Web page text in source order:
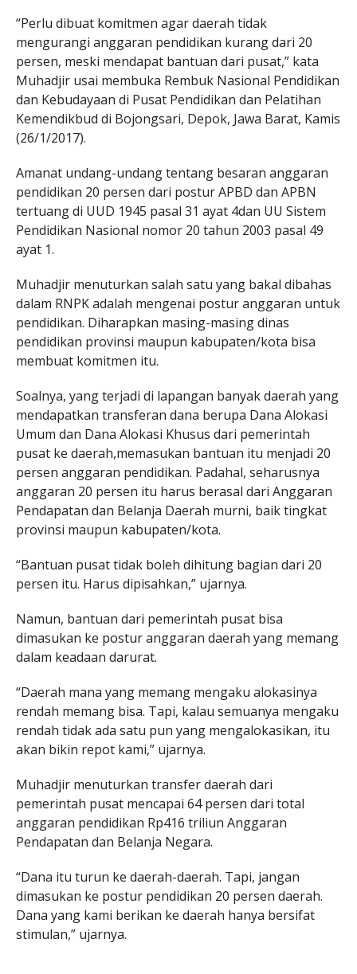
“Perlu dibuat komitmen agar daerah tidak
mengurangi anggaran pendidikan kurang dari 20
persen, meski mendapat bantuan dari pusat,” kata
Muhadjir usai membuka Rembuk Nasional Pendidikan
dan Kebudayaan di Pusat Pendidikan dan Pelatihan
Kemendikbud di Bojongsari, Depok, Jawa Barat, Kamis
(26/1/2017).
Amanat undang-undang tentang besaran anggaran
pendidikan 20 persen dari postur APBD dan APBN
tertuang di UUD 1945 pasal 31 ayat 4dan UU Sistem
Pendidikan Nasional nomor 20 tahun 2003 pasal 49
ayat 1.
Muhadjir menuturkan salah satu yang bakal dibahas
dalam RNPK adalah mengenai postur anggaran untuk
pendidikan. Diharapkan masing-masing dinas
pendidikan provinsi maupun kabupaten/kota bisa
membuat komitmen itu.
Soalnya, yang terjadi di lapangan banyak daerah yang
mendapatkan transferan dana berupa Dana Alokasi
Umum dan Dana Alokasi Khusus dari pemerintah
pusat ke daerah,memasukan bantuan itu menjadi 20
persen anggaran pendidikan. Padahal, seharusnya
anggaran 20 persen itu harus berasal dari Anggaran
Pendapatan dan Belanja Daerah murni, baik tingkat
provinsi maupun kabupaten/kota.
“Bantuan pusat tidak boleh dihitung bagian dari 20
persen itu. Harus dipisahkan,” ujarnya.
Namun, bantuan dari pemerintah pusat bisa
dimasukan ke postur anggaran daerah yang memang
dalam keadaan darurat.
“Daerah mana yang memang mengaku alokasinya
rendah memang bisa. Tapi, kalau semuanya mengaku
rendah tidak ada satu pun yang mengalokasikan, itu
akan bikin repot kami,” ujarnya.
Muhadjir menuturkan transfer daerah dari
pemerintah pusat mencapai 64 persen dari total
anggaran pendidikan Rp416 triliun Anggaran
Pendapatan dan Belanja Negara.
“Dana itu turun ke daerah-daerah. Tapi, jangan
dimasukan ke postur pendidikan 20 persen daerah.
Dana yang kami berikan ke daerah hanya bersifat
stimulan,” ujarnya.